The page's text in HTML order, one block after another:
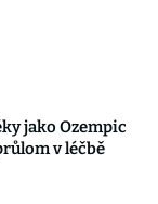
jako Ozempic
v léčbě